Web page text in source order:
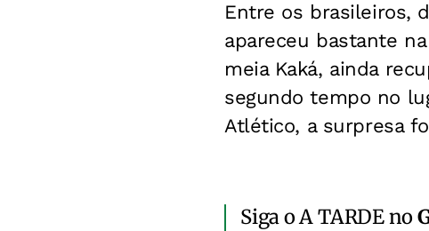
Entre os brasileiros,
apareceu bastante
meia Kaká, ainda
segundo tempo no
Atlético, a surpresa
Siga o A TARDE no